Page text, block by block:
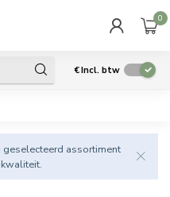
0
€Incl. btw
geselecteerd assortiment